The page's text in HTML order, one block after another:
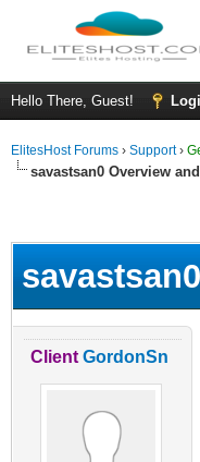
Hello There, Guest!
ElitesHost Forums › Support›
savastsan0 Overview
Client GordonSn